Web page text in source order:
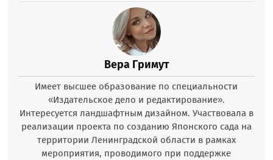
Вера Гримут
Имеет высшее образование по специальности
«Издательское дело и редактирование».
Интересуется ландшафтным дизайном. Участвовала в
реализации проекта по созданию Японского сада на
территории Ленинградской области в рамках
мероприятия, проводимого при поддержке